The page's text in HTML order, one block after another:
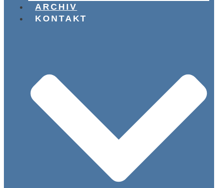
ARCHIV
KONTAKT